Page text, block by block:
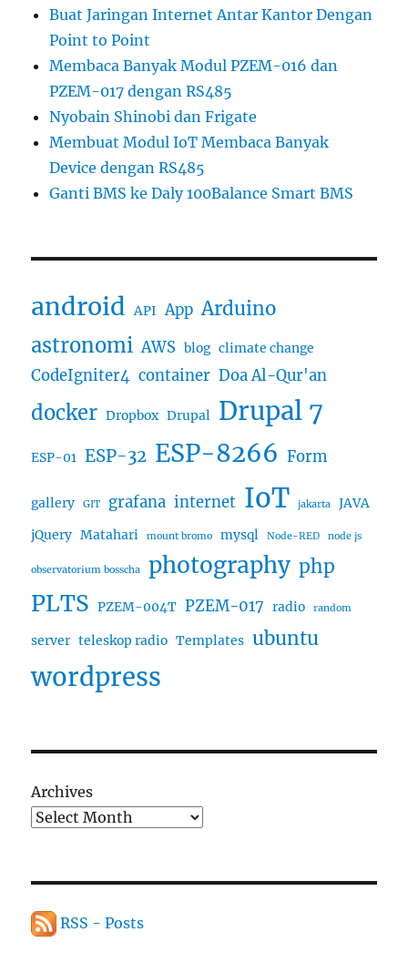
Buat Jaringan Internet Antar Kantor Dengan
Point to Point
Membaca Banyak Modul PZEM-016 dan
PZEM-017 dengan RS485
Nyobain Shinobi dan Frigate
Membuat Modul IoT Membaca Banyak
Device dengan RS485
Ganti BMS ke Daly 100Balance Smart BMS
android API App Arduino
astronomi AWS blog climate change
CodeIgniter4 container Doa Al-Qur'an
docker Dropbox Drupal Drupal 7
ESP-01 ESP-32 ESP-8266 Form
gallery GIT grafana internet IoT jakarta
JAVA
jQuery Matahari mount bromo mysql Node-RED node js
observatorium bosscha photography php
PLTS PZEM-004T PZEM-017 radio random
server teleskop radio Templates ubuntu
wordpress
Archives
RSS - Posts